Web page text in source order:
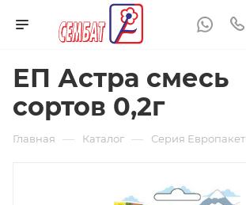
ЕП Астра смесь
сортов 0,2г
Главная — Каталог — Серия Европакет